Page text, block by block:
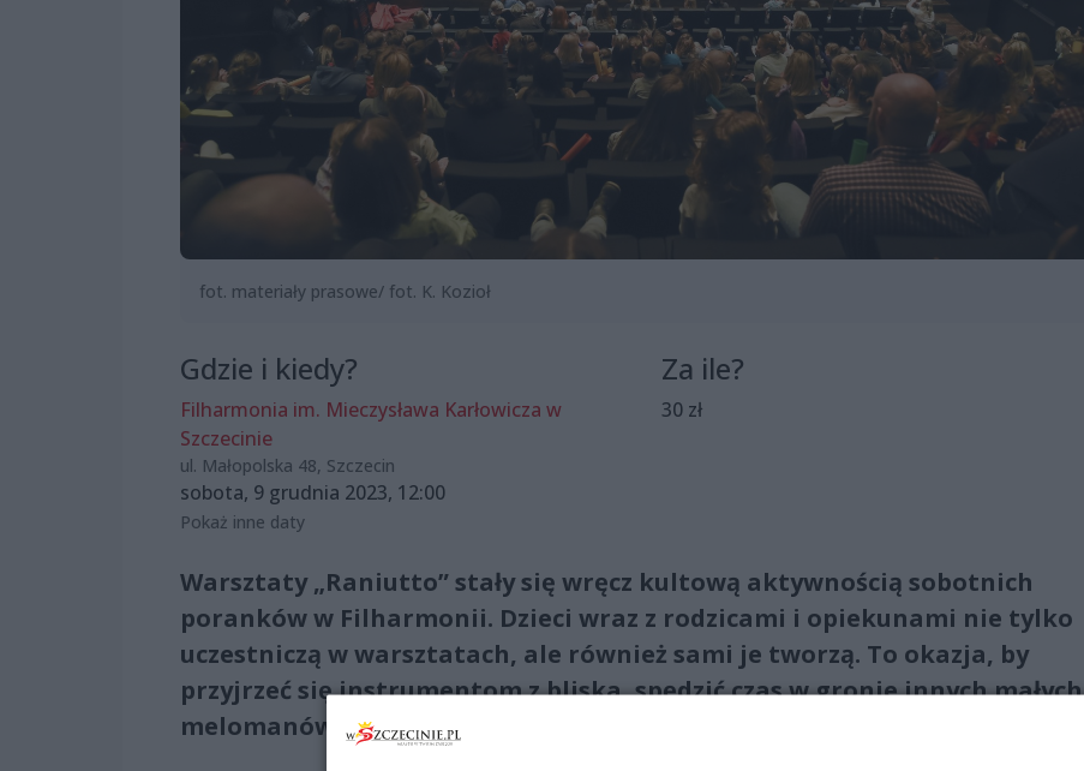
fot. materiały prasowe/ fot. K. Kozioł
Gdzie i kiedy?
Filharmonia im. Mieczysława Karłowicza w
Szczecinie
ul. Małopolska 48, Szczecin
sobota, 9 grudnia 2023, 12:00
Za ile?
30 zł
Pokaż inne daty
Warsztaty „Raniutto” stały się wręcz kultową aktywnością sobotnich
poranków w Filharmonii. Dzieci wraz z rodzicami i opiekunami nie tylko
uczestniczą w warsztatach, ale również sami je tworzą. To okazja, by
przyjrzeć się instrumentom z bliska, spędzić czas w gronie innych małych
melomanów, a przede wszystkim: ulec terapeutycznej mocy muzyki.